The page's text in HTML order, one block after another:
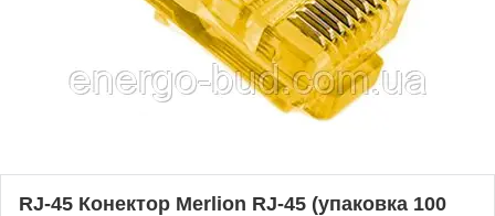
RJ-45 Конектор Merlion RJ-45 (упаковка 100